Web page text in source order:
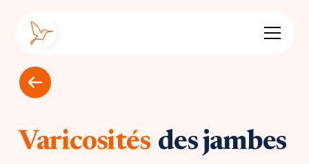
Varicosités des jambes